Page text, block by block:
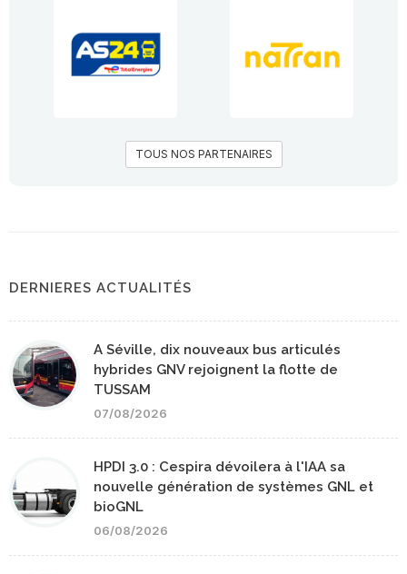
TOUS NOS PARTENAIRES
DERNIERES ACTUALITÉS
A Séville, dix nouveaux bus articulés
hybrides GNV rejoignent la flotte de
TUSSAM
07/08/2026
HPDI 3.0 : Cespira dévoilera à l'IAA sa
nouvelle génération de systèmes GNL et
bioGNL
06/08/2026